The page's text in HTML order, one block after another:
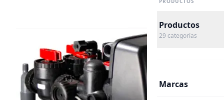
Productos
29 categorías
Marcas